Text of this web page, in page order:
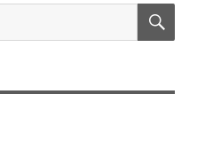
sobre
velhice